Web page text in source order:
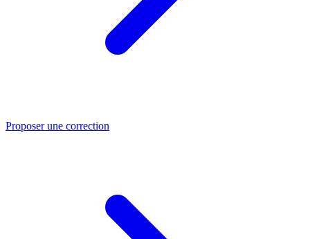
Proposer une correction